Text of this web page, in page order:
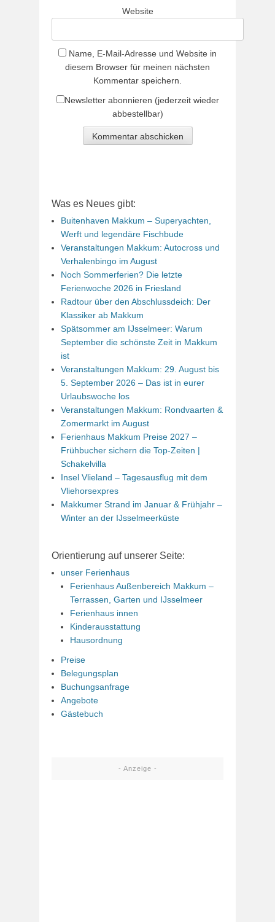
Website
Name, E-Mail-Adresse und Website in
diesem Browser für meinen nächsten
Kommentar speichern.
Newsletter abonnieren (jederzeit wieder
abbestellbar)
Was es Neues gibt:
Buitenhaven Makkum – Superyachten,
Werft und legendäre Fischbude
Veranstaltungen Makkum: Autocross und
Verhalenbingo im August
Noch Sommerferien? Die letzte
Ferienwoche 2026 in Friesland
Radtour über den Abschlussdeich: Der
Klassiker ab Makkum
Spätsommer am IJsselmeer: Warum
September die schönste Zeit in Makkum
ist
Veranstaltungen Makkum: 29. August bis
5. September 2026 – Das ist in eurer
Urlaubswoche los
Veranstaltungen Makkum: Rondvaarten &
Zomermarkt im August
Ferienhaus Makkum Preise 2027 –
Frühbucher sichern die Top-Zeiten |
Schakelvilla
Insel Vlieland – Tagesausflug mit dem
Vliehorsexpres
Makkumer Strand im Januar & Frühjahr –
Winter an der IJsselmeerküste
Orientierung auf unserer Seite:
unser Ferienhaus
Ferienhaus Außenbereich Makkum –
Terrassen, Garten und IJsselmeer
Ferienhaus innen
Kinderausstattung
Hausordnung
Preise
Belegungsplan
Buchungsanfrage
Angebote
Gästebuch
- Anzeige -